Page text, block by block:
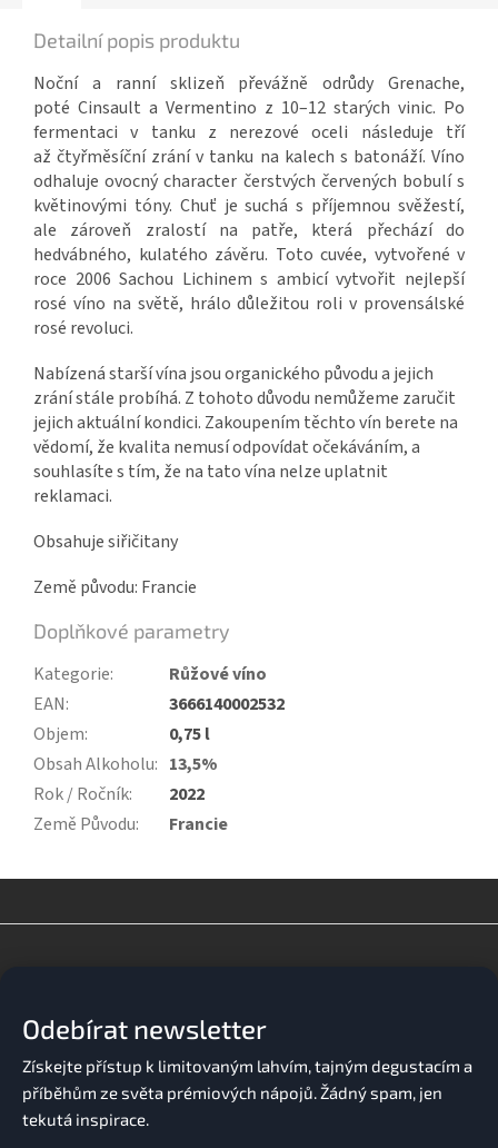
Detailní popis produktu
Noční a ranní sklizeň převážně odrůdy Grenache,
poté Cinsault a Vermentino z 10–12 starých vinic. Po
fermentaci v tanku z nerezové oceli následuje tří
až čtyřměsíční zrání v tanku na kalech s batonáží. Víno
odhaluje ovocný character čerstvých červených bobulí s
květinovými tóny. Chuť je suchá s příjemnou svěžestí,
ale zároveň zralostí na patře, která přechází do
hedvábného, kulatého závěru. Toto cuvée, vytvořené v
roce 2006 Sachou Lichinem s ambicí vytvořit nejlepší
rosé víno na světě, hrálo důležitou roli v provensálské
rosé revoluci.
Nabízená starší vína jsou organického původu a jejich
zrání stále probíhá. Z tohoto důvodu nemůžeme zaručit
jejich aktuální kondici. Zakoupením těchto vín berete na
vědomí, že kvalita nemusí odpovídat očekáváním, a
souhlasíte s tím, že na tato vína nelze uplatnit
reklamaci.
Obsahuje siřičitany
Země původu: Francie
Doplňkové parametry
Kategorie:
Růžové víno
EAN:
3666140002532
Objem:
0,75 l
Obsah Alkoholu: 13,5%
Rok / Ročník:
2022
Země Původu: Francie
Odebírat newsletter